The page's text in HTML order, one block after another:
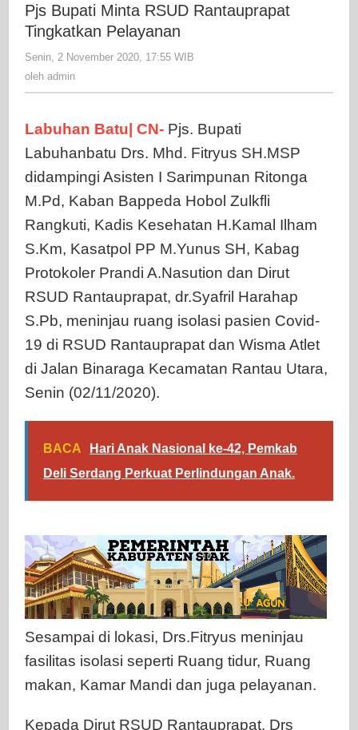
Pjs Bupati Minta RSUD Rantauprapat
Tingkatkan Pelayanan
Senin, 2 November 2020, 17:55 WIB
oleh admin
Labuhan Batu| CN- Pjs. Bupati
Labuhanbatu Drs. Mhd. Fitryus SH.MSP
didampingi Asisten I Sarimpunan Ritonga
M.Pd, Kaban Bappeda Hobol Zulkfli
Rangkuti, Kadis Kesehatan H.Kamal Ilham
S.Km, Kasatpol PP M.Yunus SH, Kabag
Protokoler Prandi A.Nasution dan Dirut
RSUD Rantauprapat, dr.Syafril Harahap
S.Pb, meninjau ruang isolasi pasien Covid-
19 di RSUD Rantauprapat dan Wisma Atlet
di Jalan Binaraga Kecamatan Rantau Utara,
Senin (02/11/2020).
BACA
Hari Anak Nasional ke-42, Pemkab
Deli Serdang Perkuat Perlindungan Anak.
Sesampai di lokasi, Drs.Fitryus meninjau
fasilitas isolasi seperti Ruang tidur, Ruang
makan, Kamar Mandi dan juga pelayanan.
Kepada Dirut RSUD Rantauprapat, Drs